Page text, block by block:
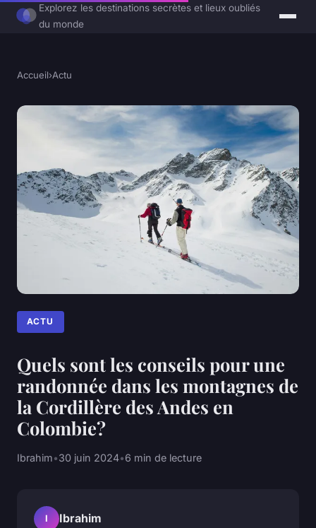
Explorez les destinations secrètes et lieux oubliés
du monde
Accueil›Actu
ACTU
Quels sont les conseils pour une
randonnée dans les montagnes de
la Cordillère des Andes en
Colombie?
Ibrahim•30 juin 2024•6 min de lecture
I Ibrahim